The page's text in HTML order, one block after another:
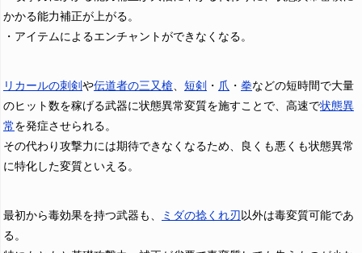
かかる能力補正が上がる。
・アイテムによるエンチャントができなくなる。
リカールの刺剣や伝道者の三又槍、 短剣 ・ 爪 ・ 拳などの短時間で大量
のヒット数を稼げる武器に状態異常変質を施すことで、高速で状態異
常を発症させられる。
その代わり攻撃力には期待できなくなるため、良くも悪くも状態異常
に特化した変質といえる。
最初から毒効果を持つ武器も、 ミダの捻くれ刃以外は毒変質可能であ
る。